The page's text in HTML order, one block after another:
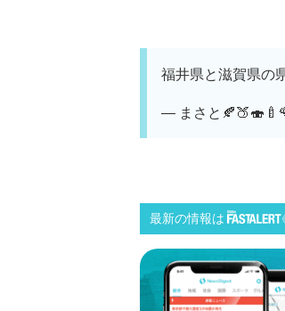
福井県と滋賀県の
— まさと
最新の情報は